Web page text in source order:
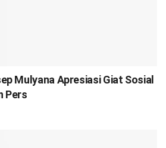
Mulyana Apresiasi Giat Sosial
Pers